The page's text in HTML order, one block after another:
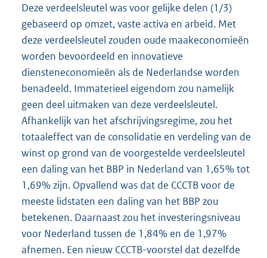
Deze verdeelsleutel was voor gelijke delen (1/3)
gebaseerd op omzet, vaste activa en arbeid. Met
deze verdeelsleutel zouden oude maakeconomieën
worden bevoordeeld en innovatieve
diensteneconomieën als de Nederlandse worden
benadeeld. Immaterieel eigendom zou namelijk
geen deel uitmaken van deze verdeelsleutel.
Afhankelijk van het afschrijvingsregime, zou het
totaaleffect van de consolidatie en verdeling van de
winst op grond van de voorgestelde verdeelsleutel
een daling van het BBP in Nederland van 1,65% tot
1,69% zijn. Opvallend was dat de CCCTB voor de
meeste lidstaten een daling van het BBP zou
betekenen. Daarnaast zou het investeringsniveau
voor Nederland tussen de 1,84% en de 1,97%
afnemen. Een nieuw CCCTB-voorstel dat dezelfde